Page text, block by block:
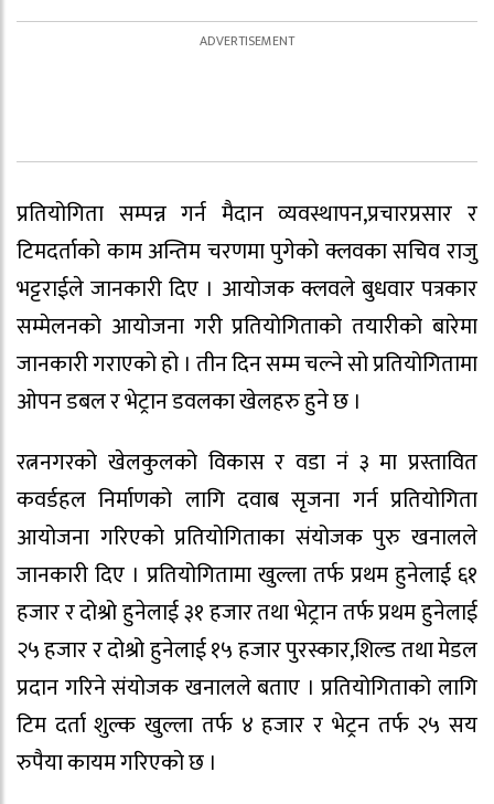
प्रतियोगिता सम्पन्न गर्न मैदान व्यवस्थापन,प्रचारप्रसार र
टिमदर्ताको काम अन्तिम चरणमा पुगेको क्लवका सचिव राजु
भट्टराईले जानकारी दिए । आयोजक क्लवले बुधवार पत्रकार
सम्मेलनको आयोजना गरी प्रतियोगिताको तयारीको बारेमा
जानकारी गराएको हो । तीन दिन सम्म चल्ने सो प्रतियोगितामा
ओपन डबल र भेट्रान डवलका खेलहरु हुने छ ।
रत्ननगरको खेलकुलको विकास र वडा नं ३ मा प्रस्तावित
कवर्डहल निर्माणको लागि दवाब सृजना गर्न प्रतियोगिता
आयोजना गरिएको प्रतियोगिताका संयोजक पुरु खनालले
जानकारी दिए । प्रतियोगितामा खुल्ला तर्फ प्रथम हुनेलाई ६१
हजार र दोश्रो हुनेलाई ३१ हजार तथा भेट्रान तर्फ प्रथम हुनेलाई
२५ हजार र दोश्रो हुनेलाई १५ हजार पुरस्कार,शिल्ड तथा मेडल
प्रदान गरिने संयोजक खनालले बताए । प्रतियोगिताको लागि
टिम दर्ता शुल्क खुल्ला तर्फ ४ हजार र भेट्रन तर्फ २५ सय
रुपैया कायम गरिएको छ ।